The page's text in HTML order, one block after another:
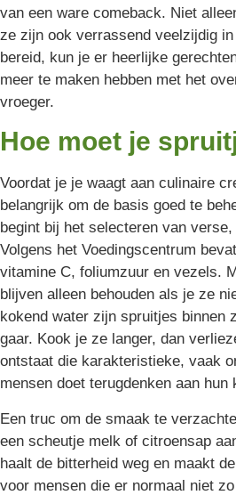
van een ware comeback. Niet
ze zijn ook verrassend veelzijdig
bereid, kun je er heerlijke
meer te maken hebben met het
vroeger.
Hoe moet je
Voordat je je waagt aan culinaire
belangrijk om de basis goed te
begint bij het selecteren van
Volgens het Voedingscentrum
vitamine C, foliumzuur en vezels.
blijven alleen behouden als je ze
kokend water zijn spruitjes binnen
gaar. Kook je ze langer, dan
ontstaat die karakteristieke, vaak
mensen doet terugdenken aan hun
Een truc om de smaak te
een scheutje melk of citroensap
haalt de bitterheid weg en maakt
voor mensen die er normaal niet